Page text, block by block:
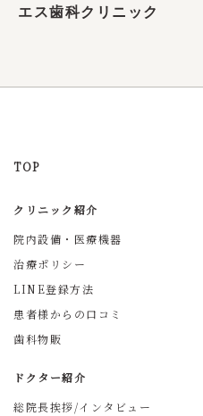
エス歯科クリニック
TOP
クリニック紹介
院内設備・医療機器
治療ポリシー
LINE登録方法
患者様からの口コミ
歯科物販
ドクター紹介
総院長挨拶/インタビュー